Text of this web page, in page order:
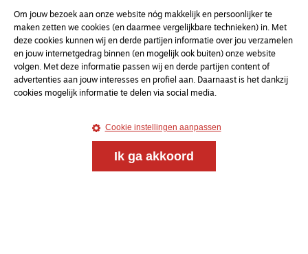
nieuwsbrief
uw e-mailadres
Om jouw bezoek aan onze website nóg makkelijk en persoonlijker te
maken zetten we cookies (en daarmee vergelijkbare technieken) in. Met
deze cookies kunnen wij en derde partijen informatie over jou verzamelen
en jouw internetgedrag binnen (en mogelijk ook buiten) onze website
volgen. Met deze informatie passen wij en derde partijen content of
advertenties aan jouw interesses en profiel aan. Daarnaast is het dankzij
cookies mogelijk informatie te delen via social media.
Cookie instellingen aanpassen
Ik ga akkoord